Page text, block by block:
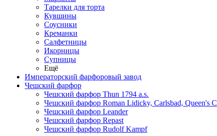
Тарелки для торта
Кувшины
Соусники
Креманки
Салфетницы
Икорницы
Супницы
Ещё
Императорский фарфоровый завод
Чешский фарфор
Чешский фарфор Thun 1794 a.s.
Чешский фарфор Roman Lidicky, Carlsbad, Queen's
Чешский фарфор Leander
Чешский фарфор Repast
Чешский фарфор Rudolf Kampf